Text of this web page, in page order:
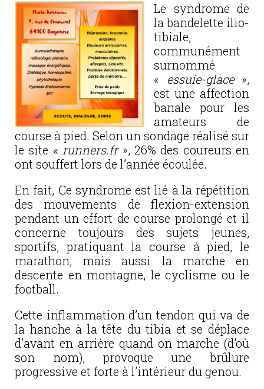
Le syndrome de
la bandelette ilio-
tibiale,
communément
surnommé
« essuie-glace »,
est une affection
banale pour les
amateurs de
course à pied. Selon un sondage réalisé sur
le site « runners.fr », 26% des coureurs en
ont souffert lors de l’année écoulée.
En fait, Ce syndrome est lié à la répétition
des mouvements de flexion-extension
pendant un effort de course prolongé et il
concerne toujours des sujets jeunes,
sportifs, pratiquant la course à pied, le
marathon, mais aussi la marche en
descente en montagne, le cyclisme ou le
football.
Cette inflammation d’un tendon qui va de
la hanche à la tête du tibia et se déplace
d’avant en arrière quand on marche (d’où
son nom), provoque une brûlure
progressive et forte à l’intérieur du genou.